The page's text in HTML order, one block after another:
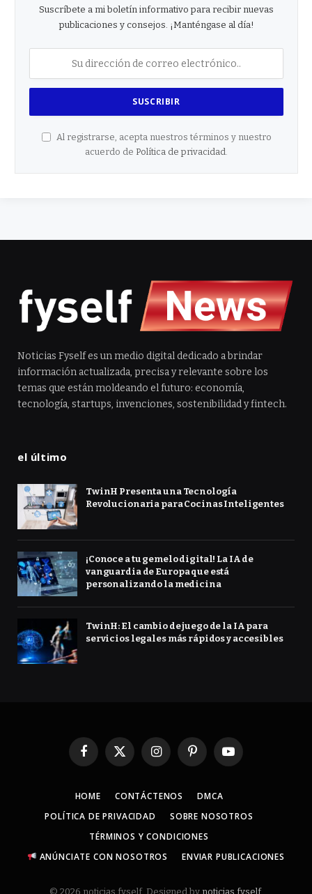
Suscríbete a mi boletín informativo para recibir nuevas
publicaciones y consejos. ¡Manténgase al día!
Al registrarse, acepta nuestros términos y nuestro
acuerdo de Política de privacidad.
Noticias Fyself es un medio digital dedicado a brindar
información actualizada, precisa y relevante sobre los
temas que están moldeando el futuro: economía,
tecnología, startups, invenciones, sostenibilidad y fintech.
el último
TwinH Presenta una Tecnología
Revolucionaria para Cocinas Inteligentes
¡Conoce a tu gemelo digital! La IA de
vanguardia de Europa que está
personalizando la medicina
TwinH: El cambio de juego de la IA para
servicios legales más rápidos y accesibles
Facebook
X
InstagramPinterestYouTube
HOME CONTÁCTENOS
DMCA
POLÍTICA DE PRIVACIDAD
SOBRE NOSOTROS
TÉRMINOS Y CONDICIONES
ANÚNCIATE CON NOSOTROS
ENVIAR PUBLICACIONES
© 2026 noticias.fyself. Designed by noticias.fyself.